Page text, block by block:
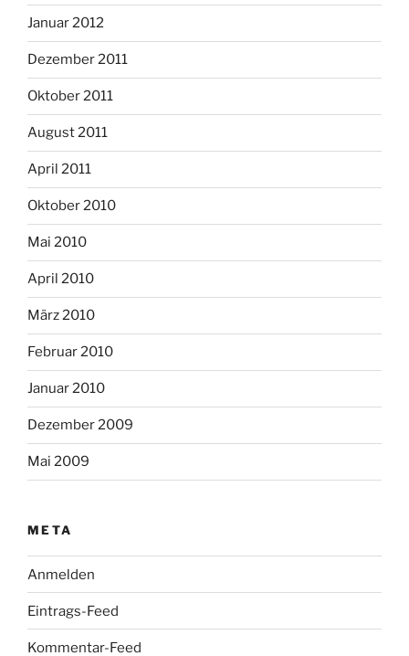
Januar 2012
Dezember 2011
Oktober 2011
August 2011
April 2011
Oktober 2010
Mai 2010
April 2010
März 2010
Februar 2010
Januar 2010
Dezember 2009
Mai 2009
META
Anmelden
Eintrags-Feed
Kommentar-Feed